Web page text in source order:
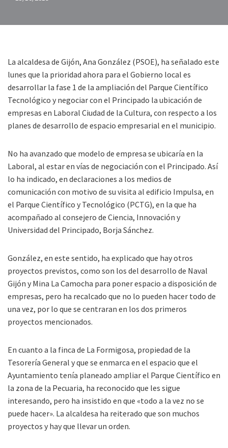
La alcaldesa de Gijón, Ana González (PSOE), ha señalado este
lunes que la prioridad ahora para el Gobierno local es
desarrollar la fase 1 de la ampliación del Parque Científico
Tecnológico y negociar con el Principado la ubicación de
empresas en Laboral Ciudad de la Cultura, con respecto a los
planes de desarrollo de espacio empresarial en el municipio.
No ha avanzado que modelo de empresa se ubicaría en la
Laboral, al estar en vías de negociación con el Principado. Así
lo ha indicado, en declaraciones a los medios de
comunicación con motivo de su visita al edificio Impulsa, en
el Parque Científico y Tecnológico (PCTG), en la que ha
acompañado al consejero de Ciencia, Innovación y
Universidad del Principado, Borja Sánchez.
González, en este sentido, ha explicado que hay otros
proyectos previstos, como son los del desarrollo de Naval
Gijón y Mina La Camocha para poner espacio a disposición de
empresas, pero ha recalcado que no lo pueden hacer todo de
una vez, por lo que se centraran en los dos primeros
proyectos mencionados.
En cuanto a la finca de La Formigosa, propiedad de la
Tesorería General y que se enmarca en el espacio que el
Ayuntamiento tenía planeado ampliar el Parque Científico en
la zona de la Pecuaria, ha reconocido que les sigue
interesando, pero ha insistido en que «todo a la vez no se
puede hacer». La alcaldesa ha reiterado que son muchos
proyectos y hay que llevar un orden.